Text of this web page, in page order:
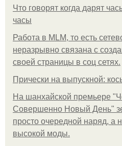
Что говорят когда дарят
часы
Работа в MLM, то есть
неразрывно связана с
своей страницы в соц сетях.
Прически на выпускной:
На шанхайской премьере
Совершенно Новый День"
просто очередной наряд, а
высокой моды.